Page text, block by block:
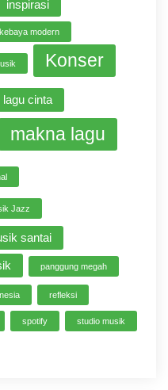
inspirasi
kebaya modern
Konser
lagu cinta
makna lagu
Jazz
santai
panggung megah
refleksi
spotify studio musik